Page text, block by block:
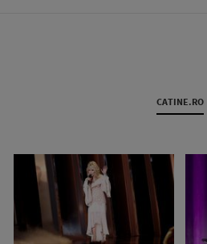
CATINE.RO